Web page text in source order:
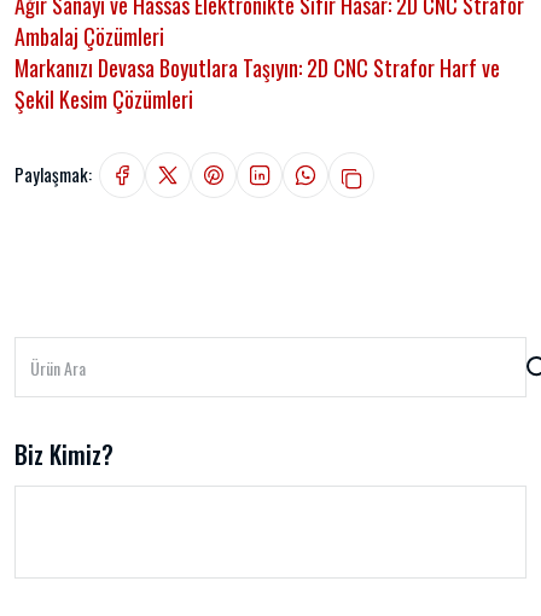
Ambalaj Çözümleri
Markanızı Devasa Boyutlara Taşıyın: 2D CNC Strafor Harf ve
Şekil Kesim Çözümleri
Paylaşmak:
Biz Kimiz?